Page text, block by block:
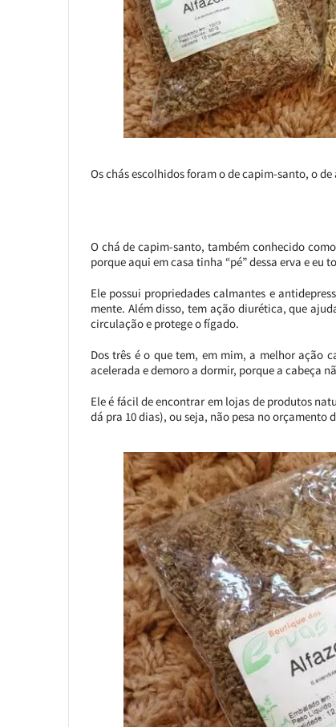
Os chás escolhidos foram o de capim-santo, o
O chá de capim-santo, também conhecido
porque aqui em casa tinha “pé” dessa erva e eu
Ele possui propriedades calmantes e
mente. Além disso, tem ação diurética, que
circulação e protege o fígado.
Dos três é o que tem, em mim, a melhor ação
acelerada e demoro a dormir, porque a cabeça
Ele é fácil de encontrar em lojas de produtos
dá pra 10 dias), ou seja, não pesa no orçamento